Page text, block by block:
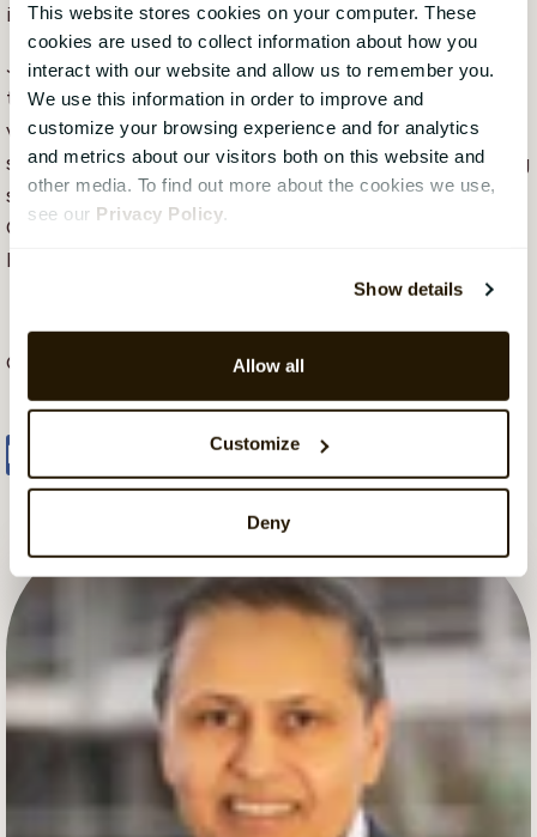
This website stores cookies on your computer. These
cookies are used to collect information about how you
interact with our website and allow us to remember you.
We use this information in order to improve and
customize your browsing experience and for analytics
and metrics about our visitors both on this website and
other media. To find out more about the cookies we use,
see our Privacy Policy.
Show details
Allow all
Customize
Deny
innenfor HR som på mange andre områder.
Jeg tror at 2022 virkelig vil bli et år for HR og HR-
teknologi, og jeg er både begeistret og ydmyk over å
være en del av denne reisen. Det nye året vil bringe
store muligheter og jeg gleder meg til å komme i gang
sammen med alle mine fantastiske kolleger i
CatalystOne, kunder, partnere og alle mine gode
bransjekolleger.
Godt nytt år!
Tweet Share